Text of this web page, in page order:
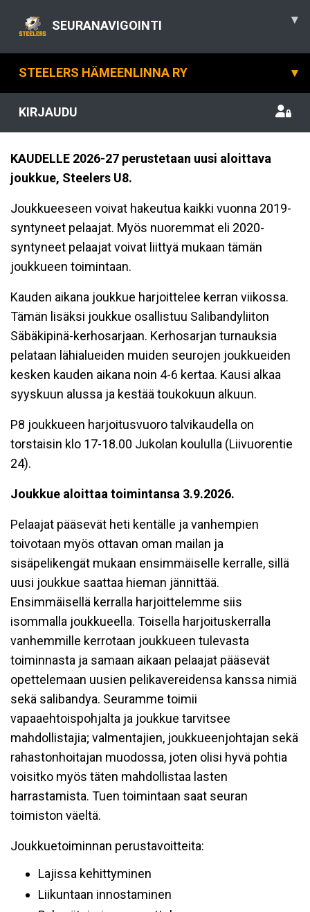
SEURANAVIGOINTI ▾
STEELERS HÄMEENLINNA RY ▾
KIRJAUDU
KAUDELLE 2026-27 perustetaan uusi aloittava
joukkue, Steelers U8.
Joukkueeseen voivat hakeutua kaikki vuonna 2019-
syntyneet pelaajat. Myös nuoremmat eli 2020-
syntyneet pelaajat voivat liittyä mukaan tämän
joukkueen toimintaan.
Kauden aikana joukkue harjoittelee kerran viikossa.
Tämän lisäksi joukkue osallistuu Salibandyliiton
Säbäkipinä-kerhosarjaan. Kerhosarjan turnauksia
pelataan lähialueiden muiden seurojen joukkueiden
kesken kauden aikana noin 4-6 kertaa. Kausi alkaa
syyskuun alussa ja kestää toukokuun alkuun.
P8 joukkueen harjoitusvuoro talvikaudella on
torstaisin klo 17-18.00 Jukolan koululla (Liivuorentie
24).
Joukkue aloittaa toimintansa 3.9.2026.
Pelaajat pääsevät heti kentälle ja vanhempien
toivotaan myös ottavan oman mailan ja
sisäpelikengät mukaan ensimmäiselle kerralle, sillä
uusi joukkue saattaa hieman jännittää.
Ensimmäisellä kerralla harjoittelemme siis
isommalla joukkueella. Toisella harjoituskerralla
vanhemmille kerrotaan joukkueen tulevasta
toiminnasta ja samaan aikaan pelaajat pääsevät
opettelemaan uusien pelikavereidensa kanssa nimiä
sekä salibandya. Seuramme toimii
vapaaehtoispohjalta ja joukkue tarvitsee
mahdollistajia; valmentajien, joukkueenjohtajan sekä
rahastonhoitajan muodossa, joten olisi hyvä pohtia
voisitko myös täten mahdollistaa lasten
harrastamista. Tuen toimintaan saat seuran
toimiston väeltä.
Joukkuetoiminnan perustavoitteita:
Lajissa kehittyminen
Liikuntaan innostaminen